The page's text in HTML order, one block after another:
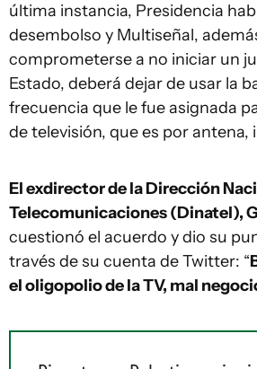
última instancia, Presidencia
desembolso y Multiseñal,
comprometerse a no iniciar un
Estado, deberá dejar de usar la
frecuencia que le fue asignada
de televisión, que es por antena,
El exdirector de la Dirección
Telecomunicaciones (Dinatel),
cuestionó el acuerdo y dio su
través de su cuenta de Twitter: “
el oligopolio de la TV, mal